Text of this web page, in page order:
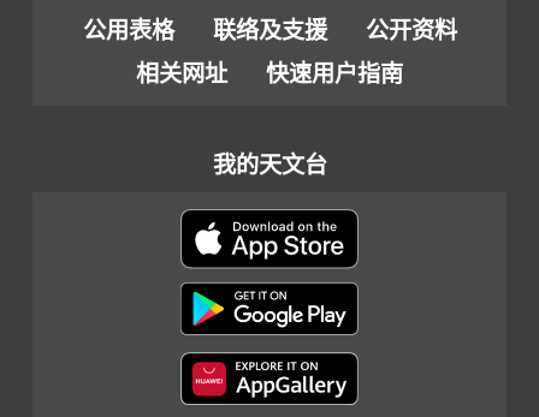
公用表格 联络及支援
公开资料
相关网址
快速用户指南
我的天文台